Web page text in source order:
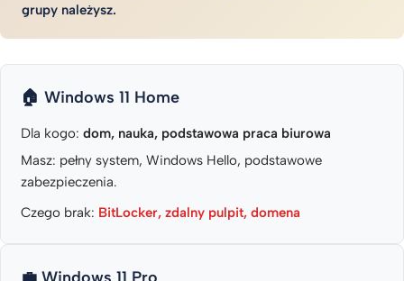
grupy należysz.
🏠 Windows 11 Home
Dla kogo: dom, nauka, podstawowa praca biurowa
Masz: pełny system, Windows Hello, podstawowe
zabezpieczenia.
Czego brak: BitLocker, zdalny pulpit, domena